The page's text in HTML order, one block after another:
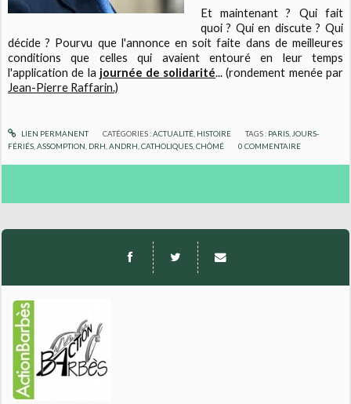
Et maintenant ? Qui fait
quoi ? Qui en discute ? Qui
décide ? Pourvu que l'annonce en soit faite dans de meilleures
conditions que celles qui avaient entouré en leur temps
l'application de la journée de solidarité... (rondement menée par
Jean-Pierre Raffarin.)
LIEN PERMANENT CATÉGORIES :ACTUALITÉ, HISTOIRE TAGS : PARIS JOURS-
FÉRIÉS ,ASSOMPTION DRH ,ANDRH ,CATHOLIQUES ,CHÔMÉ 0 COMMENTAIRE